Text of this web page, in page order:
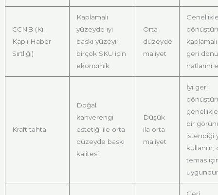
CCNB (Kil
Kaplı Haber
Sırtlığı)
Kaplamalı
yüzeyde iyi
baskı yüzeyi;
birçok SKU için
ekonomik
Orta
düzeyde
maliyet
geri
hatlarını
Kraft tahta
Doğal
kahverengi
estetiği ile orta
düzeyde baskı
kalitesi
Düşük
ila orta
maliyet
İyi geri
bir
istendiği
kullanılır;
temas
uygundur
Geri